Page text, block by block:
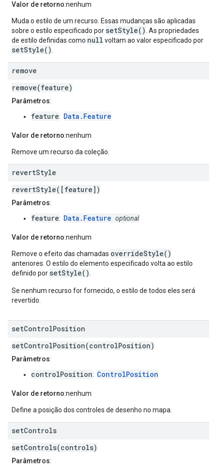
Valor de retorno:nenhum
Muda o estilo de um recurso. Essas mudanças são aplicadas
sobre o estilo especificado por setStyle() . As propriedades
de estilo definidas como null voltam ao valor especificado por
setStyle()
remove
remove(feature)
Parâmetros:
feature: Data.Feature
Valor de retorno:nenhum
Remove um recurso da coleção.
revertStyle
revertStyle([feature])
Parâmetros:
feature: Data.Feature optional
Valor de retorno:nenhum
Remove o efeito das chamadas overrideStyle()
anteriores. O estilo do elemento especificado volta ao estilo
definido por setStyle()
Se nenhum recurso for fornecido, o estilo de todos eles será
revertido.
setControlPosition
setControlPosition(controlPosition)
Parâmetros:
controlPosition: ControlPosition
Valor de retorno:nenhum
Define a posição dos controles de desenho no mapa.
setControls
setControls(controls)
Parâmetros: